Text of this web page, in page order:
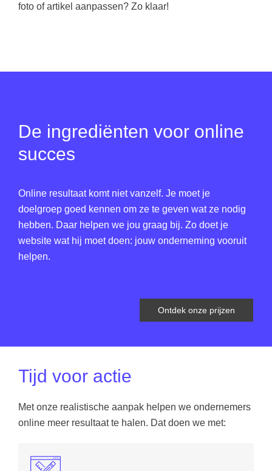
foto of artikel aanpassen? Zo klaar!
De ingrediënten voor online
succes
Online resultaat komt niet vanzelf. Je moet je
doelgroep goed kennen om ze te geven wat ze nodig
hebben. Daar helpen we jou graag bij. Zo doet je
website wat hij moet doen: jouw onderneming vooruit
helpen.
Ontdek onze prijzen
Tijd voor actie
Met onze realistische aanpak helpen we ondernemers
online meer resultaat te halen. Dat doen we met: